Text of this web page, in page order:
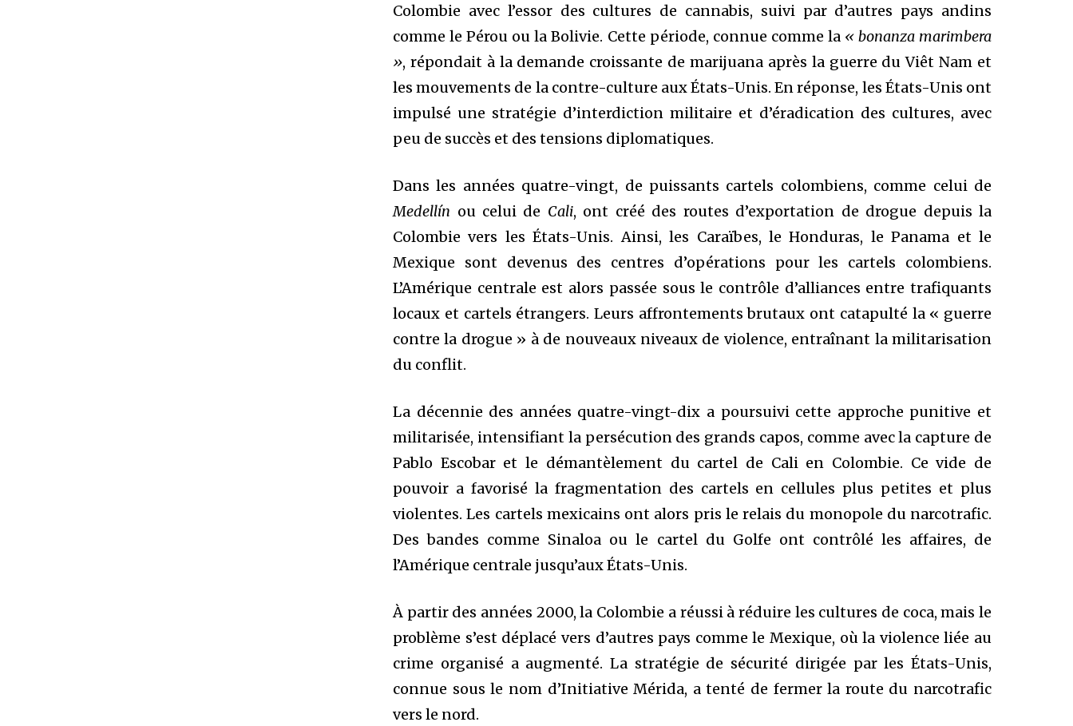
Colombie avec l’essor des cultures de cannabis, suivi par d’autres pays andins
comme le Pérou ou la Bolivie. Cette période, connue comme la « bonanza marimbera
», répondait à la demande croissante de marijuana après la guerre du Viêt Nam et
les mouvements de la contre-culture aux États-Unis. En réponse, les États-Unis ont
impulsé une stratégie d’interdiction militaire et d’éradication des cultures, avec
peu de succès et des tensions diplomatiques.
Dans les années quatre-vingt, de puissants cartels colombiens, comme celui de
Medellín ou celui de Cali, ont créé des routes d’exportation de drogue depuis la
Colombie vers les États-Unis. Ainsi, les Caraïbes, le Honduras, le Panama et le
Mexique sont devenus des centres d’opérations pour les cartels colombiens.
L’Amérique centrale est alors passée sous le contrôle d’alliances entre trafiquants
locaux et cartels étrangers. Leurs affrontements brutaux ont catapulté la « guerre
contre la drogue » à de nouveaux niveaux de violence, entraînant la militarisation
du conflit.
La décennie des années quatre-vingt-dix a poursuivi cette approche punitive et
militarisée, intensifiant la persécution des grands capos, comme avec la capture de
Pablo Escobar et le démantèlement du cartel de Cali en Colombie. Ce vide de
pouvoir a favorisé la fragmentation des cartels en cellules plus petites et plus
violentes. Les cartels mexicains ont alors pris le relais du monopole du narcotrafic.
Des bandes comme Sinaloa ou le cartel du Golfe ont contrôlé les affaires, de
l’Amérique centrale jusqu’aux États-Unis.
À partir des années 2000, la Colombie a réussi à réduire les cultures de coca, mais le
problème s’est déplacé vers d’autres pays comme le Mexique, où la violence liée au
crime organisé a augmenté. La stratégie de sécurité dirigée par les États-Unis,
connue sous le nom d’Initiative Mérida, a tenté de fermer la route du narcotrafic
vers le nord.